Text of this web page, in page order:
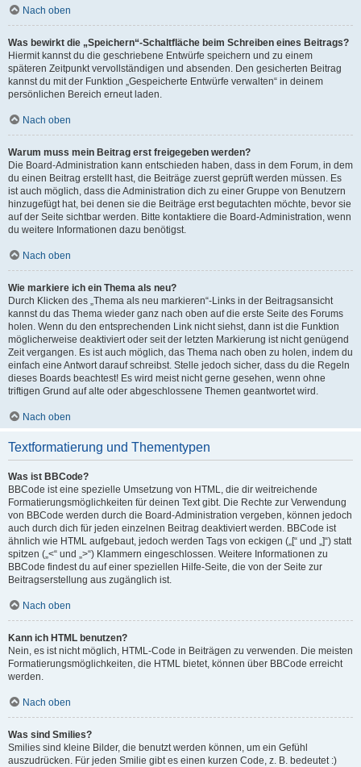
Nach oben
Was bewirkt die „Speichern“-Schaltfläche beim Schreiben eines Beitrags?
Hiermit kannst du die geschriebene Entwürfe speichern und zu einem
späteren Zeitpunkt vervollständigen und absenden. Den gesicherten Beitrag
kannst du mit der Funktion „Gespeicherte Entwürfe verwalten“ in deinem
persönlichen Bereich erneut laden.
Nach oben
Warum muss mein Beitrag erst freigegeben werden?
Die Board-Administration kann entschieden haben, dass in dem Forum, in dem
du einen Beitrag erstellt hast, die Beiträge zuerst geprüft werden müssen. Es
ist auch möglich, dass die Administration dich zu einer Gruppe von Benutzern
hinzugefügt hat, bei denen sie die Beiträge erst begutachten möchte, bevor sie
auf der Seite sichtbar werden. Bitte kontaktiere die Board-Administration, wenn
du weitere Informationen dazu benötigst.
Nach oben
Wie markiere ich ein Thema als neu?
Durch Klicken des „Thema als neu markieren“-Links in der Beitragsansicht
kannst du das Thema wieder ganz nach oben auf die erste Seite des Forums
holen. Wenn du den entsprechenden Link nicht siehst, dann ist die Funktion
möglicherweise deaktiviert oder seit der letzten Markierung ist nicht genügend
Zeit vergangen. Es ist auch möglich, das Thema nach oben zu holen, indem du
einfach eine Antwort darauf schreibst. Stelle jedoch sicher, dass du die Regeln
dieses Boards beachtest! Es wird meist nicht gerne gesehen, wenn ohne
triftigen Grund auf alte oder abgeschlossene Themen geantwortet wird.
Nach oben
Textformatierung und Thementypen
Was ist BBCode?
BBCode ist eine spezielle Umsetzung von HTML, die dir weitreichende
Formatierungsmöglichkeiten für deinen Text gibt. Die Rechte zur Verwendung
von BBCode werden durch die Board-Administration vergeben, können jedoch
auch durch dich für jeden einzelnen Beitrag deaktiviert werden. BBCode ist
ähnlich wie HTML aufgebaut, jedoch werden Tags von eckigen („[“ und „]“) statt
spitzen („<“ und „>“) Klammern eingeschlossen. Weitere Informationen zu
BBCode findest du auf einer speziellen Hilfe-Seite, die von der Seite zur
Beitragserstellung aus zugänglich ist.
Nach oben
Kann ich HTML benutzen?
Nein, es ist nicht möglich, HTML-Code in Beiträgen zu verwenden. Die meisten
Formatierungsmöglichkeiten, die HTML bietet, können über BBCode erreicht
werden.
Nach oben
Was sind Smilies?
Smilies sind kleine Bilder, die benutzt werden können, um ein Gefühl
auszudrücken. Für jeden Smilie gibt es einen kurzen Code, z. B. bedeutet :)